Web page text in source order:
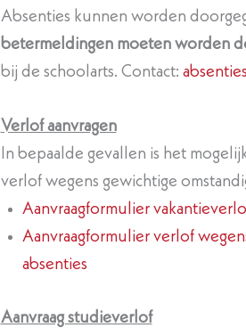
Absenties kunnen worden
betermeldingen moeten worden
bij de schoolarts. Contact:
Verlof aanvragen
In bepaalde gevallen is het
verlof wegens gewichtige
Aanvraagformulier
Aanvraagformulier verlof
absenties
Aanvraag studieverlof